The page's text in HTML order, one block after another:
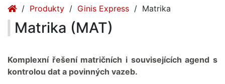
Produkty (current)
Ginis Express (current)
Matrika
Matrika (MAT)
Komplexní řešení matričních i souvisejících agend s
kontrolou dat a povinných vazeb.